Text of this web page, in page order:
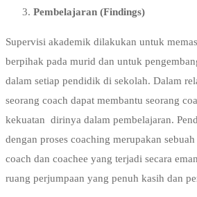
Pembelajaran (Findings)
Supervisi akademik dilakukan untuk
berpihak pada murid dan untuk
dalam setiap pendidik di sekolah. Dalam
seorang coach dapat membantu seorang
kekuatan dirinya dalam pembelajaran.
dengan proses coaching merupakan
coach dan coachee yang terjadi secara
ruang perjumpaan yang penuh kasih dan